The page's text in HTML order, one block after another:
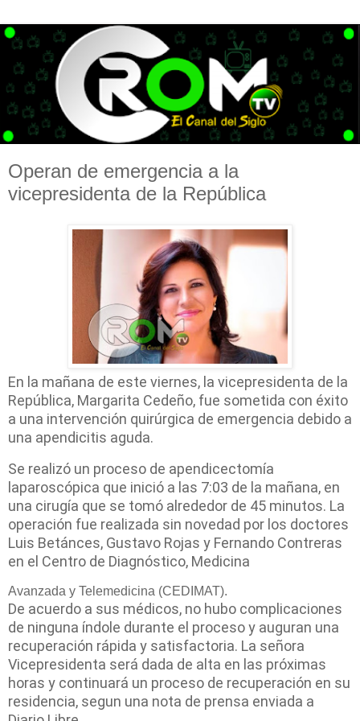
Operan de emergencia a la
vicepresidenta de la República
En la mañana de este viernes, la vicepresidenta de la
República, Margarita Cedeño, fue sometida con éxito
a una intervención quirúrgica de emergencia debido a
una apendicitis aguda.
Se realizó un proceso de apendicectomía
laparoscópica que inició a las 7:03 de la mañana, en
una cirugía que se tomó alrededor de 45 minutos. La
operación fue realizada sin novedad por los doctores
Luis Betánces, Gustavo Rojas y Fernando Contreras
en el Centro de Diagnóstico, Medicina
Avanzada y Telemedicina (CEDIMAT).
De acuerdo a sus médicos, no hubo complicaciones
de ninguna índole durante el proceso y auguran una
recuperación rápida y satisfactoria. La señora
Vicepresidenta será dada de alta en las próximas
horas y continuará un proceso de recuperación en su
residencia, segun una nota de prensa enviada a